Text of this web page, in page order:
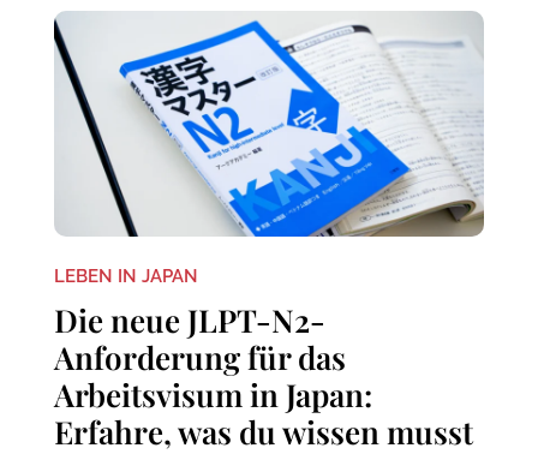
LEBEN IN JAPAN
Die neue JLPT-N2-
Anforderung für das
Arbeitsvisum in Japan:
Erfahre, was du wissen musst